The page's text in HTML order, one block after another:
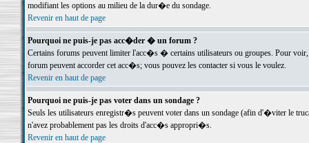
modifiant les options au milieu de la dur�e du sondage.
Revenir en haut de page
Pourquoi ne puis-je pas acc�der � un forum ?
Certains forums peuvent limiter l'acc�s � certains utilisateurs ou groupes. Pour
forum peuvent accorder cet acc�s; vous pouvez les contacter si vous le voulez.
Revenir en haut de page
Pourquoi ne puis-je pas voter dans un sondage ?
Seuls les utilisateurs enregistr�s peuvent voter dans un sondage (afin d'�viter le
n'avez probablement pas les droits d'acc�s appropri�s.
Revenir en haut de page